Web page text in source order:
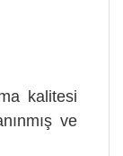
kalitesi
ve